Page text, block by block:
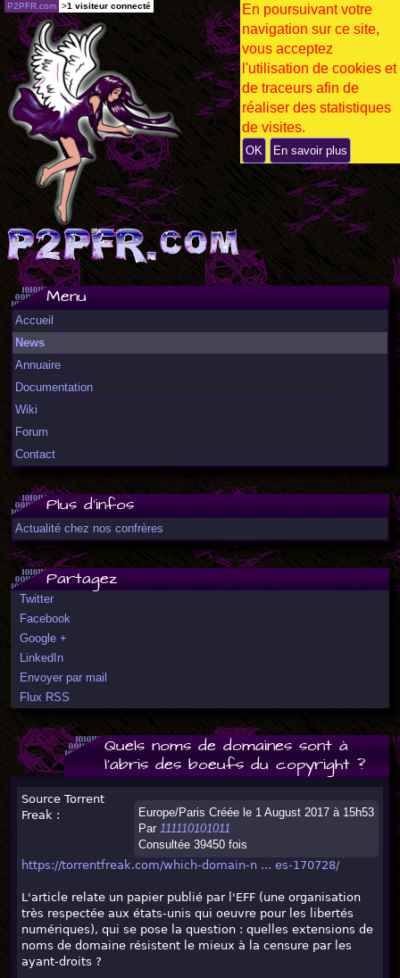
Menu
Accueil
News
Annuaire
Documentation
Wiki
Forum
Contact
Plus d'infos
Actualité chez nos confrères
Partagez
Twitter
Facebook
Google +
LinkedIn
Envoyer par mail
Flux RSS
Quels noms de domaines sont à
l'abris des boeufs du copyright ?
Europe/Paris Créée le 1 August 2017 à 15h53
Par 111110101011
Consultée 39450 fois
Source Torrent
Freak :
https://torrentfreak.com/which-domain-n ... es-170728/
L'article relate un papier publié par l'EFF (une organisation
très respectée aux états-unis qui oeuvre pour les libertés
numériques), qui se pose la question : quelles extensions de
noms de domaine résistent le mieux à la censure par les
ayant-droits ?
P2PFR.com >1 visiteur connecté
En poursuivant votre
navigation sur ce site,
vous acceptez
l'utilisation de cookies et
de traceurs afin de
réaliser des statistiques
de visites.
OK En savoir plus